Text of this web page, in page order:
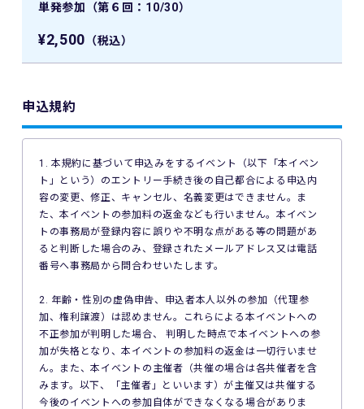
単発参加（第６回：10/30）
¥2,500 （税込）
申込規約
1. 本規約に基づいて申込みをするイベント（以下「本イベン
ト」という）のエントリー手続き後の自己都合による申込内
容の変更、修正、キャンセル、名義変更はできません。ま
た、本イベントの参加料の返金なども行いません。本イベン
トの事務局が登録内容に誤りや不明な点がある等の問題があ
ると判断した場合のみ、登録されたメールアドレス又は電話
番号へ事務局から問合わせいたします。
2. 年齢・性別の虚偽申告、申込者本人以外の参加（代理参
加、権利譲渡）は認めません。これらによる本イベントへの
不正参加が判明した場合、 判明した時点で本イベントへの参
加が失格となり、本イベントの参加料の返金は一切行いませ
ん。また、本イベントの主催者（共催の場合は各共催者を含
みます。以下、「主催者」といいます）が主催又は共催する
今後のイベントへの参加自体ができなくなる場合がありま